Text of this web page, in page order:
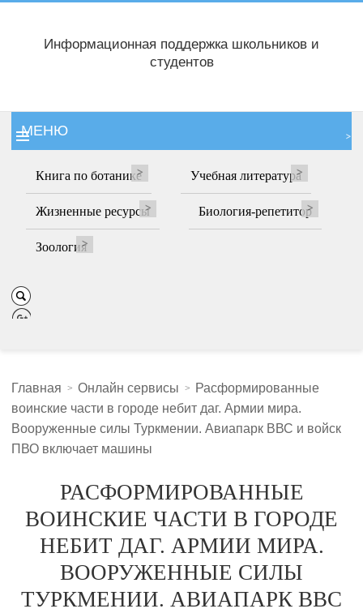
Информационная поддержка школьников и
студентов
МЕНЮ
Книга по ботанике Учебная литература
Жизненные ресурсы Биология-репетитор
Зоология
Главная Онлайн сервисы
Расформированные
воинские части в городе небит даг. Армии мира.
Вооруженные силы Туркмении. Авиапарк ВВС и войск
ПВО включает машины
РАСФОРМИРОВАННЫЕ
ВОИНСКИЕ ЧАСТИ В ГОРОДЕ
НЕБИТ ДАГ. АРМИИ МИРА.
ВООРУЖЕННЫЕ СИЛЫ
ТУРКМЕНИИ. АВИАПАРК ВВС